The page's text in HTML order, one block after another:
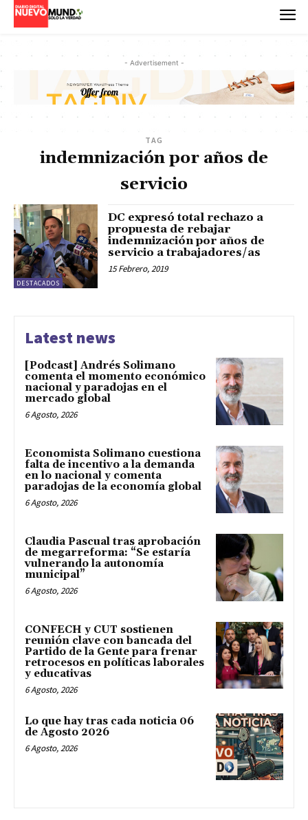
- Advertisement -
TAG
indemnización por años de
servicio
DESTACADOS
DC expresó total rechazo a
propuesta de rebajar
indemnización por años de
servicio a trabajadores/as
15 Febrero, 2019
Latest news
[Podcast] Andrés Solimano
comenta el momento económico
nacional y paradojas en el
mercado global
6 Agosto, 2026
Economista Solimano cuestiona
falta de incentivo a la demanda
en lo nacional y comenta
paradojas de la economía global
6 Agosto, 2026
Claudia Pascual tras aprobación
de megarreforma: “Se estaría
vulnerando la autonomía
municipal”
6 Agosto, 2026
CONFECH y CUT sostienen
reunión clave con bancada del
Partido de la Gente para frenar
retrocesos en políticas laborales
y educativas
6 Agosto, 2026
Lo que hay tras cada noticia 06
de Agosto 2026
6 Agosto, 2026